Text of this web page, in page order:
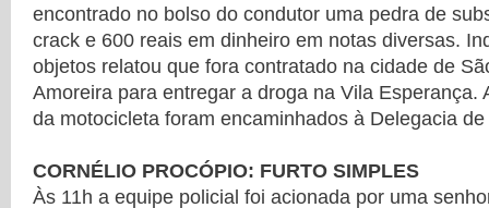
encontrado no bolso do condutor uma pedra de
crack e 600 reais em dinheiro em notas diversas.
objetos relatou que fora contratado na cidade de
Amoreira para entregar a droga na Vila Esperança.
da motocicleta foram encaminhados à Delegacia
CORNÉLIO PROCÓPIO: FURTO SIMPLES
Às 11h a equipe policial foi acionada por uma